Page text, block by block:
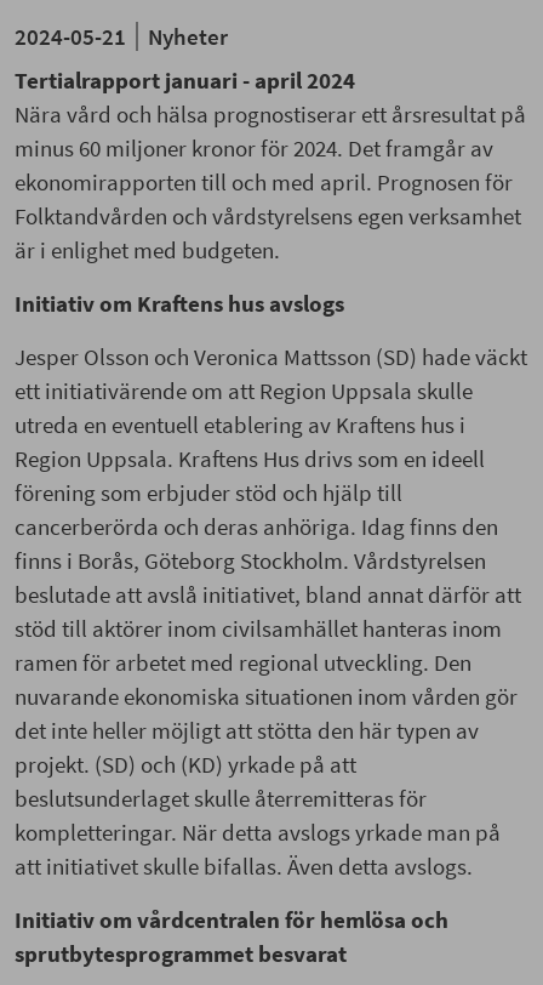
2024-05-21
Nyheter
Tertialrapport januari - april 2024
Nära vård och hälsa prognostiserar ett årsresultat på
minus 60 miljoner kronor för 2024. Det framgår av
ekonomirapporten till och med april. Prognosen för
Folktandvården och vårdstyrelsens egen verksamhet
är i enlighet med budgeten.
Initiativ om Kraftens hus avslogs
Jesper Olsson och Veronica Mattsson (SD) hade väckt
ett initiativärende om att Region Uppsala skulle
utreda en eventuell etablering av Kraftens hus i
Region Uppsala. Kraftens Hus drivs som en ideell
förening som erbjuder stöd och hjälp till
cancerberörda och deras anhöriga. Idag finns den
finns i Borås, Göteborg Stockholm. Vårdstyrelsen
beslutade att avslå initiativet, bland annat därför att
stöd till aktörer inom civilsamhället hanteras inom
ramen för arbetet med regional utveckling. Den
nuvarande ekonomiska situationen inom vården gör
det inte heller möjligt att stötta den här typen av
projekt. (SD) och (KD) yrkade på att
beslutsunderlaget skulle återremitteras för
kompletteringar. När detta avslogs yrkade man på
att initiativet skulle bifallas. Även detta avslogs.
Initiativ om vårdcentralen för hemlösa och
sprutbytesprogrammet besvarat